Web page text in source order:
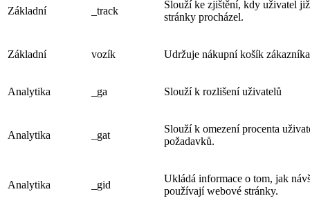
Základní _track
Slouží ke zjištění, kdy uživatel
stránky procházel.
Základní vozík Udržuje nákupní košík zákazníka
Analytika _ga Slouží k rozlišení uživatelů
Analytika _gat
Slouží k omezení procenta
požadavků.
Analytika _gid
Ukládá informace o tom, jak
používají webové stránky.